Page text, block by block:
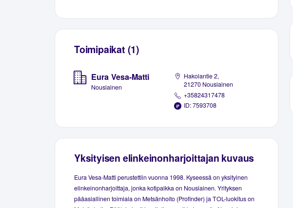
Toimipaikat (1)
Eura Vesa-Matti
Nousiainen
Hakolantie 2,
21270 Nousiainen
+35824317478
ID: 7593708
Yksityisen elinkeinonharjoittajan kuvaus
Eura Vesa-Matti perustettiin vuonna 1998. Kyseessä on yksityinen
elinkeinonharjoittaja, jonka kotipaikka on Nousiainen. Yrityksen
pääasiallinen toimiala on Metsänhoito (Profinder) ja TOL-luokitus on